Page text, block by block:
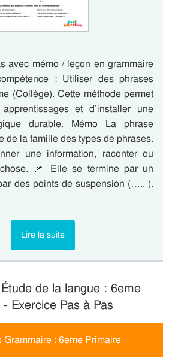
avec mémo / leçon en grammaire
: Utiliser des phrases
(Collège). Cette méthode permet
et d’installer une
durable. Mémo La phrase
de la famille des types de phrases.
une information, raconter ou
📌 Elle se termine par un
des points de suspension (….. ).
Lire la suite
de la langue : 6eme
- Exercice Pas à Pas
: 6eme Primaire